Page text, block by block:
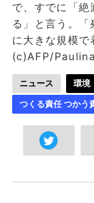
で、すでに「絶
る」と言う。
に大きな規模で
(c)AFP/
ニュース 環境
つくる責任 つかう